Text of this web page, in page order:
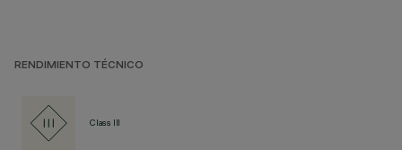
RENDIMIENTO TÉCNICO
Class III